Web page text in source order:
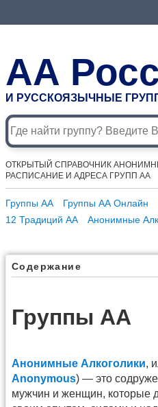
АА
И РУССКОЯЗЫЧНЫЕ
ОТКРЫТЫЙ СПРАВОЧНИК
РАСПИСАНИЕ И АДРЕСА ГРУПП АА
Группы АА Группы АА Онлайн
12 Традиций АА
Анонимные
Содержание
Группы АА
Анонимные Алкоголики,
Anonymous) — это
мужчин и женщин, которые